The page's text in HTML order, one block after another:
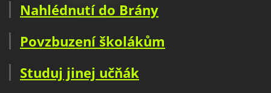
Nahlédnutí do Brány
Povzbuzení školákům
Studuj jinej učňák